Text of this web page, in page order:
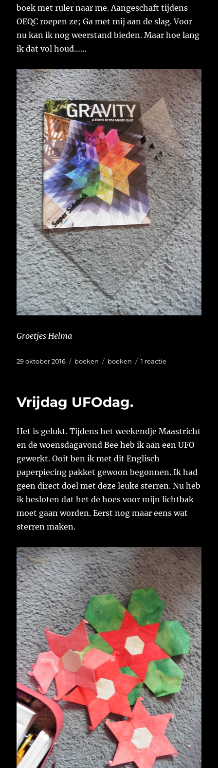
boek met ruler naar me. Aangeschaft tijdens
OEQC roepen ze; Ga met mij aan de slag. Voor
nu kan ik nog weerstand bieden. Maar hoe lang
ik dat vol houd……
Groetjes Helma
Geplaatst
29 oktober 2016 Categorieën
boeken Tags
boeken 1 reactieop
Vrijdag UFOdag.
Het is gelukt. Tijdens het weekendje Maastricht
en de woensdagavond Bee heb ik aan een UFO
gewerkt. Ooit ben ik met dit Englisch
paperpiecing pakket gewoon begonnen. Ik had
geen direct doel met deze leuke sterren. Nu heb
ik besloten dat het de hoes voor mijn lichtbak
moet gaan worden. Eerst nog maar eens wat
sterren maken.